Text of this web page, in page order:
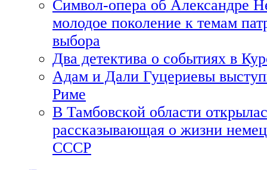
Символ-опера об Александре
молодое поколение к темам
выбора
Два детектива о событиях в
Адам и Дали Гуцериевы
Риме
В Тамбовской области
рассказывающая о жизни
СССР